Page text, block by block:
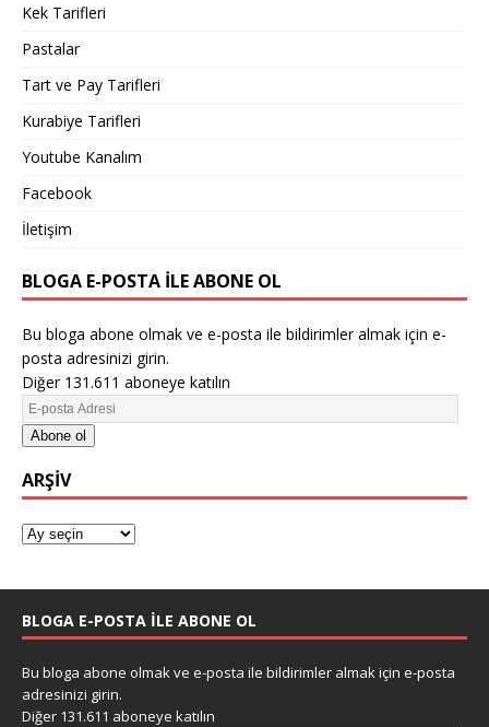
Kek Tarifleri
Pastalar
Tart ve Pay Tarifleri
Kurabiye Tarifleri
Youtube Kanalım
Facebook
İletişim
BLOGA E-POSTA ILE ABONE OL
Bu bloga abone olmak ve e-posta ile bildirimler almak için e-
posta adresinizi girin.
Diğer 131.611 aboneye katılın
Abone ol
ARŞIV
BLOGA E-POSTA ILE ABONE OL
Bu bloga abone olmak ve e-posta ile bildirimler almak için e-posta
adresinizi girin.
Diğer 131.611 aboneye katılın